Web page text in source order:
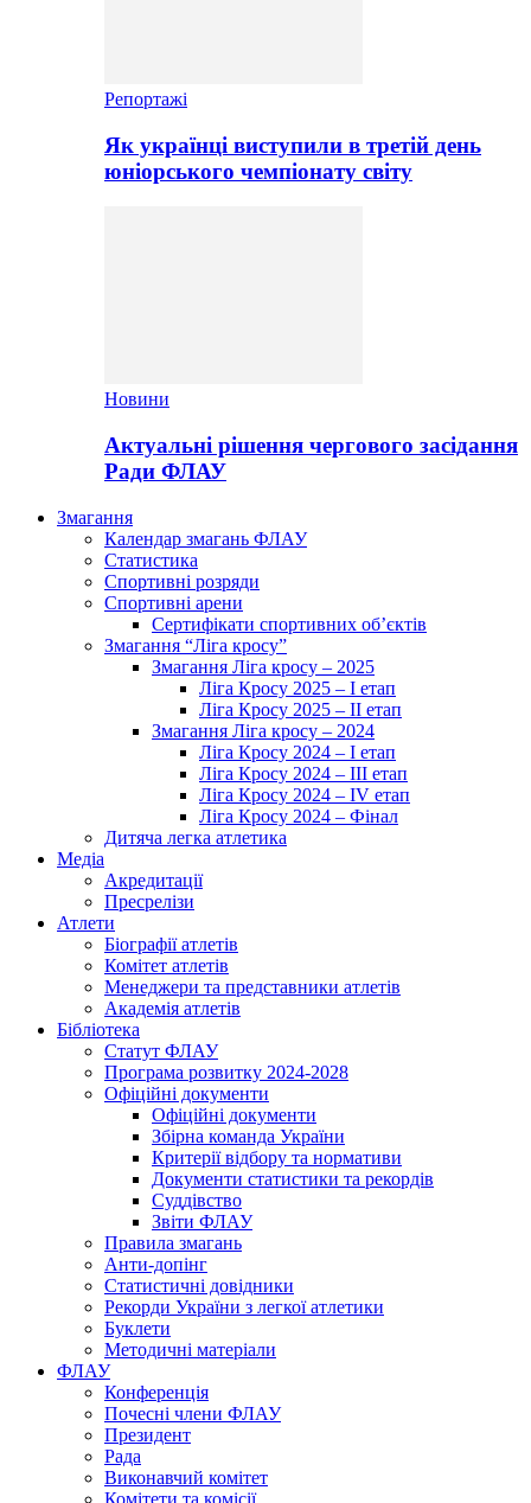
Репортажі
Як українці виступили в третій день
юніорського чемпіонату світу
Новини
Актуальні рішення чергового засідання
Ради ФЛАУ
Змагання
Календар змагань ФЛАУ
Статистика
Спортивні розряди
Спортивні арени
Сертифікати спортивних об’єктів
Змагання “Ліга кросу”
Змагання Ліга кросу – 2025
Ліга Кросу 2025 – I етап
Ліга Кросу 2025 – II етап
Змагання Ліга кросу – 2024
Ліга Кросу 2024 – I етап
Ліга Кросу 2024 – III етап
Ліга Кросу 2024 – IV етап
Ліга Кросу 2024 – Фінал
Дитяча легка атлетика
Медіа
Акредитації
Пресрелізи
Атлети
Біографії атлетів
Комітет атлетів
Менеджери та представники атлетів
Академія атлетів
Бібліотека
Статут ФЛАУ
Програма розвитку 2024-2028
Офіційні документи
Офіційні документи
Збірна команда України
Критерії відбору та нормативи
Документи статистики та рекордів
Суддівство
Звіти ФЛАУ
Правила змагань
Анти-допінг
Статистичні довідники
Рекорди України з легкої атлетики
Буклети
Методичні матеріали
ФЛАУ
Конференція
Почесні члени ФЛАУ
Президент
Рада
Виконавчий комітет
Комітети та комісії